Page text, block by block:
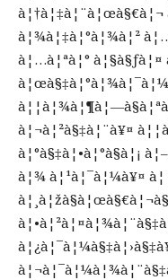
à¦¾à¦‡à¦°à¦¾à¦²
à¦…à¦ªà¦° à¦§à§ƒà¦¤
à¦¬à¦²à§‡à¦¨à¥¤
à¦°à§‡à¦•à¦°à§à¦¡
à¦¾ à¦¹à¦¯à¦¼à¥¤